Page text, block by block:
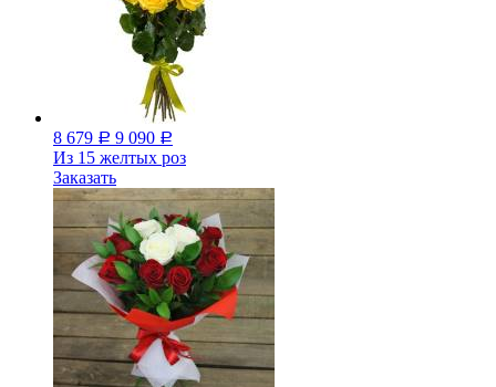
8 679 Р 9 090 Р
Из 15 желтых роз
Заказать